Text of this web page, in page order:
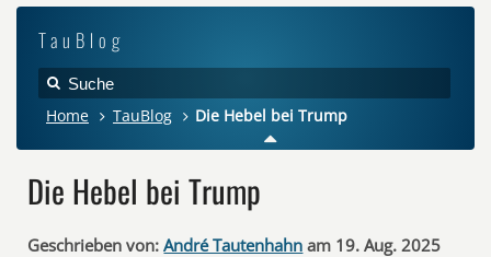
TauBlog
Home TauBlog Die Hebel bei Trump
Die Hebel bei Trump
Geschrieben von: André Tautenhahn am 19. Aug. 2025